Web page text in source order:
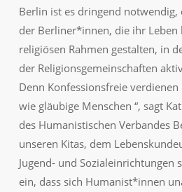
Berlin ist es dringend notwendig,
der Berliner*innen, die ihr Leben
religiösen Rahmen gestalten, in
der Religionsgemeinschaften
Denn Konfessionsfreie verdienen
wie gläubige Menschen “, sagt
des Humanistischen Verbandes
unseren Kitas, dem
Jugend- und Sozialeinrichtungen
ein, dass sich Humanist*innen